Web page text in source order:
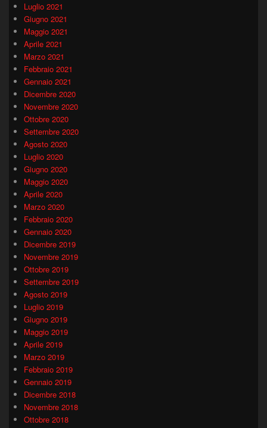
Luglio 2021
Giugno 2021
Maggio 2021
Aprile 2021
Marzo 2021
Febbraio 2021
Gennaio 2021
Dicembre 2020
Novembre 2020
Ottobre 2020
Settembre 2020
Agosto 2020
Luglio 2020
Giugno 2020
Maggio 2020
Aprile 2020
Marzo 2020
Febbraio 2020
Gennaio 2020
Dicembre 2019
Novembre 2019
Ottobre 2019
Settembre 2019
Agosto 2019
Luglio 2019
Giugno 2019
Maggio 2019
Aprile 2019
Marzo 2019
Febbraio 2019
Gennaio 2019
Dicembre 2018
Novembre 2018
Ottobre 2018